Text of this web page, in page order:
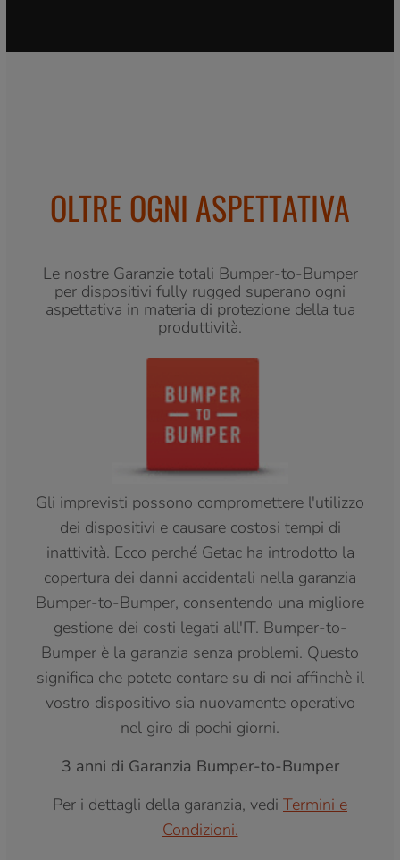
OLTRE OGNI ASPETTATIVA
Le nostre Garanzie totali Bumper-to-Bumper
per dispositivi fully rugged superano ogni
aspettativa in materia di protezione della tua
produttività.
Gli imprevisti possono compromettere l'utilizzo
dei dispositivi e causare costosi tempi di
inattività. Ecco perché Getac ha introdotto la
copertura dei danni accidentali nella garanzia
Bumper-to-Bumper, consentendo una migliore
gestione dei costi legati all'IT. Bumper-to-
Bumper è la garanzia senza problemi. Questo
significa che potete contare su di noi affinchè il
vostro dispositivo sia nuovamente operativo
nel giro di pochi giorni.
3 anni di Garanzia Bumper-to-Bumper
Per i dettagli della garanzia, vedi Termini e
Condizioni.